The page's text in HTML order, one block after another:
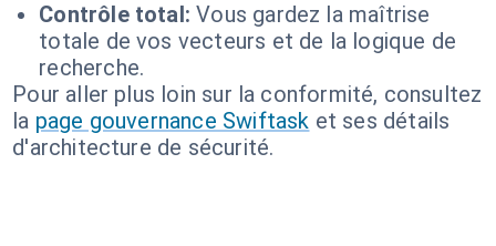
Contrôle total: Vous gardez la maîtrise
totale de vos vecteurs et de la logique de
recherche.
Pour aller plus loin sur la conformité, consultez
la page gouvernance Swiftask et ses détails
d'architecture de sécurité.